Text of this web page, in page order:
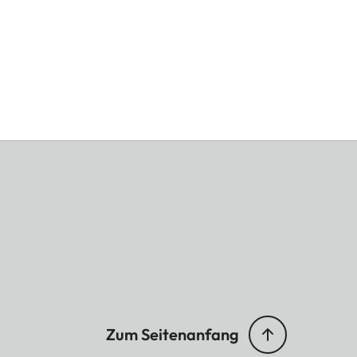
Zum Seitenanfang